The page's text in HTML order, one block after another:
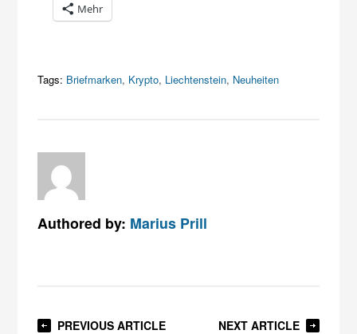
Mehr
Tags: Briefmarken, Krypto, Liechtenstein, Neuheiten
Authored by: Marius Prill
PREVIOUS ARTICLE NEXT ARTICLE